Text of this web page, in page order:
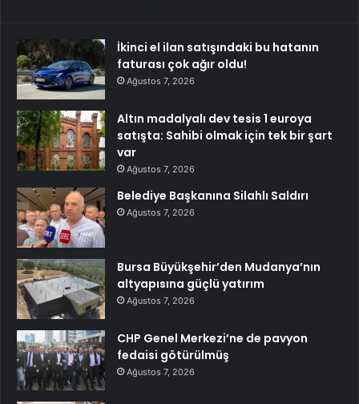
İkinci el ilan satışındaki bu hatanın
faturası çok ağır oldu!
Ağustos 7, 2026
Altın madalyalı dev tesis 1 euroya
satışta: Sahibi olmak için tek bir şart
var
Ağustos 7, 2026
Belediye Başkanına Silahlı Saldırı
Ağustos 7, 2026
Bursa Büyükşehir’den Mudanya’nın
altyapısına güçlü yatırım
Ağustos 7, 2026
CHP Genel Merkezi’ne de pavyon
fedaisi götürülmüş
Ağustos 7, 2026